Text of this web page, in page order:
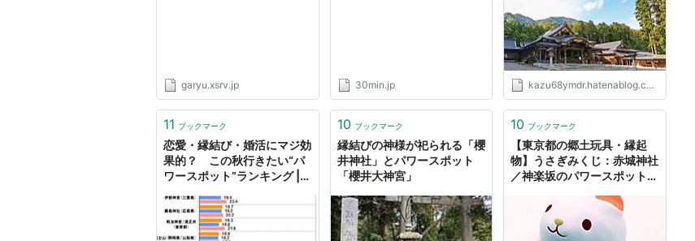
garyu.xsrv.jp 30min.jp kazu68ymdr.hatenablog.com
11 ブックマーク
恋愛・縁結び・婚活にマジ効
果的？ この秋行きたい“パ
ワースポット”ランキング |
10 ブックマーク
縁結びの神様が祀られる「櫻
井神社」とパワースポット
「櫻井大神宮」
10 ブックマーク
【東京都の郷土玩具・縁起
物】うさぎみくじ：赤城神社
／神楽坂のパワースポット！
空間で縁結び